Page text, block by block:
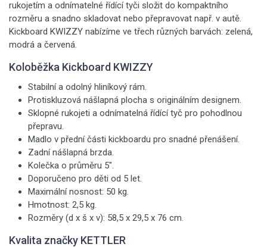
rukojetím a odnímatelné řídící tyči složit do kompaktního
rozměru a snadno skladovat nebo přepravovat např. v autě.
Kickboard KWIZZY nabízíme ve třech různých barvách: zelená,
modrá a červená.
Koloběžka Kickboard KWIZZY
Stabilní a odolný hliníkový rám.
Protiskluzová nášlapná plocha s originálním designem.
Sklopné rukojeti a odnímatelná řídící tyč pro pohodlnou
přepravu.
Madlo v přední části kickboardu pro snadné přenášení.
Zadní nášlapná brzda.
Kolečka o průměru 5".
Doporučeno pro děti od 5 let.
Maximální nosnost: 50 kg.
Hmotnost: 2,5 kg.
Rozměry (d x š x v): 58,5 x 29,5 x 76 cm.
Kvalita značky KETTLER